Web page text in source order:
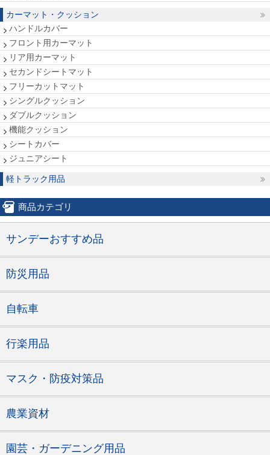
カーマット・クッション
ハンドルカバー
フロント用カーマット
リア用カーマット
セカンドシートマット
フリーカットマット
シングルクッション
ダブルクッション
機能クッション
シートカバー
ジュニアシート
軽トラック用品
商品カテゴリ
サンデーおすすめ品
防災用品
自転車
行楽用品
マスク・防疫対策品
農業資材
園芸・ガーデニング用品